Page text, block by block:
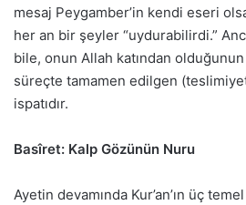
mesaj Peygamber’in kendi eseri
her an bir şeyler “uydurabilirdi.”
bile, onun Allah katından
süreçte tamamen edilgen
ispatıdır.
Basîret: Kalp Gözünün Nuru
Ayetin devamında Kur’an’ın üç